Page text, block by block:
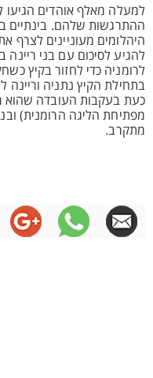
למעלה מאלף אוהדים הגיעו
ההתרגשות שלהם. בינתיים
להגיע לסיכום עם בני
לרומניה כדי לחזור בקיץ
בתחילת הקיץ נתניה
מפתיחת הליגה הרומנית)
מתקרב.